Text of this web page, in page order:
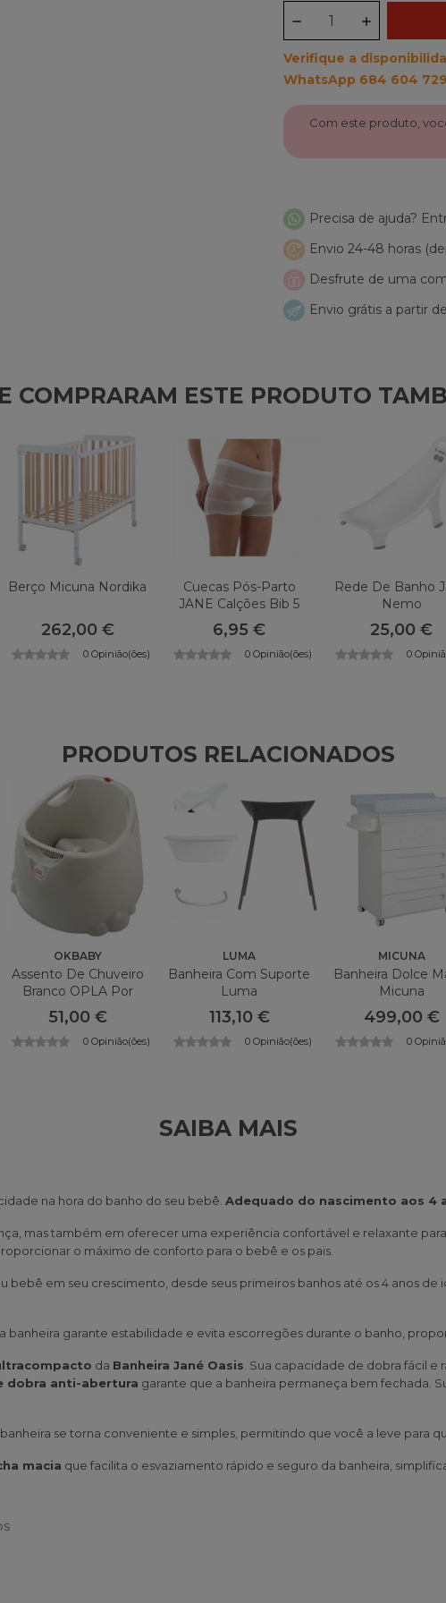
Verifique a
WhatsApp 684 604 729
Com este produto,
Precisa de ajuda?
Envio 24-48 horas
Desfrute de uma
Envio grátis a partir
COMPRARAM ESTE PRODUTO
Berço Micuna Nordika
262,00 €
0 Opinião(ões)
Cuecas Pós-Parto
JANE Calções Bib 5
Unidades
6,95 €
0 Opinião(ões)
Rede De Banho
Nemo
25,00 €
0
PRODUTOS RELACIONADOS
OKBABY
Assento De Chuveiro
Branco OPLA Por
OKBABY
51,00 €
0 Opinião(ões)
LUMA
Banheira Com Suporte
Luma
113,10 €
0 Opinião(ões)
MICUNA
Banheira Dolce
Micuna
499,00 €
0
SAIBA MAIS
na hora do banho do seu bebê. Adequado do nascimento aos 4
mas também em oferecer uma experiência confortável e relaxante
o máximo de conforto para o bebê e os pais.
bebê em seu crescimento, desde seus primeiros banhos até os 4 anos de
banheira garante estabilidade e evita escorregões durante o banho,
da Banheira Jané Oasis . Sua capacidade de dobra fácil
dobra anti-abertura garante que a banheira permaneça bem fechada.
banheira se torna conveniente e simples, permitindo que você a leve para
macia que facilita o esvaziamento rápido e seguro da banheira,